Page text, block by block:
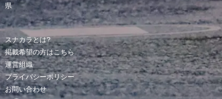
県
スナカラとは?
掲載希望の方はこちら
運営組織
プライバシーポリシー
お問い合わせ